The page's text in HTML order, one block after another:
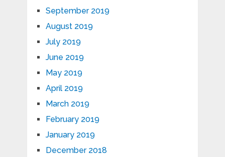
September 2019
August 2019
July 2019
June 2019
May 2019
April 2019
March 2019
February 2019
January 2019
December 2018